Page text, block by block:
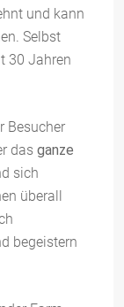
und kann
Selbst
30 Jahren
Besucher
das ganze
sich
überall
begeistern